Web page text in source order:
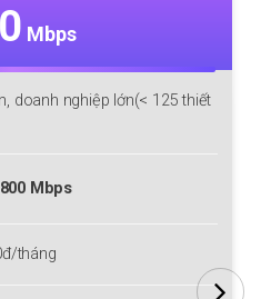
Mbps
doanh nghiệp lớn(< 125 thiết
800 Mbps
tháng